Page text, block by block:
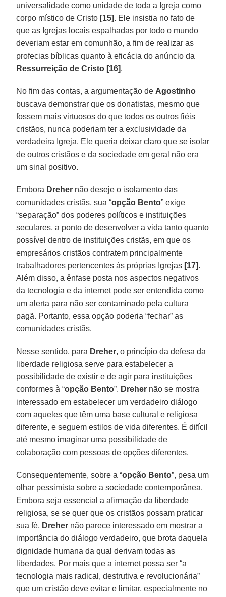
universalidade como unidade de toda a Igreja como
corpo místico de Cristo [15]. Ele insistia no fato de
que as Igrejas locais espalhadas por todo o mundo
deveriam estar em comunhão, a fim de realizar as
profecias bíblicas quanto à eficácia do anúncio da
Ressurreição de Cristo [16].
No fim das contas, a argumentação de Agostinho
buscava demonstrar que os donatistas, mesmo que
fossem mais virtuosos do que todos os outros fiéis
cristãos, nunca poderiam ter a exclusividade da
verdadeira Igreja. Ele queria deixar claro que se isolar
de outros cristãos e da sociedade em geral não era
um sinal positivo.
Embora Dreher não deseje o isolamento das
comunidades cristãs, sua “opção Bento” exige
“separação” dos poderes políticos e instituições
seculares, a ponto de desenvolver a vida tanto quanto
possível dentro de instituições cristãs, em que os
empresários cristãos contratem principalmente
trabalhadores pertencentes às próprias Igrejas [17].
Além disso, a ênfase posta nos aspectos negativos
da tecnologia e da internet pode ser entendida como
um alerta para não ser contaminado pela cultura
pagã. Portanto, essa opção poderia “fechar” as
comunidades cristãs.
Nesse sentido, para Dreher, o princípio da defesa da
liberdade religiosa serve para estabelecer a
possibilidade de existir e de agir para instituições
conformes à “opção Bento”. Dreher não se mostra
interessado em estabelecer um verdadeiro diálogo
com aqueles que têm uma base cultural e religiosa
diferente, e seguem estilos de vida diferentes. É difícil
até mesmo imaginar uma possibilidade de
colaboração com pessoas de opções diferentes.
Consequentemente, sobre a “opção Bento”, pesa um
olhar pessimista sobre a sociedade contemporânea.
Embora seja essencial a afirmação da liberdade
religiosa, se se quer que os cristãos possam praticar
sua fé, Dreher não parece interessado em mostrar a
importância do diálogo verdadeiro, que brota daquela
dignidade humana da qual derivam todas as
liberdades. Por mais que a internet possa ser “a
tecnologia mais radical, destrutiva e revolucionária”
que um cristão deve evitar e limitar, especialmente no